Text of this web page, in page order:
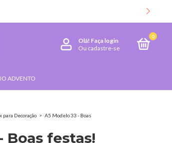
Olá! Faça login
Ou cadastre-se
0
ADVENTO
para Decoração > A5 Modelo 33 - Boas
Boas festas!